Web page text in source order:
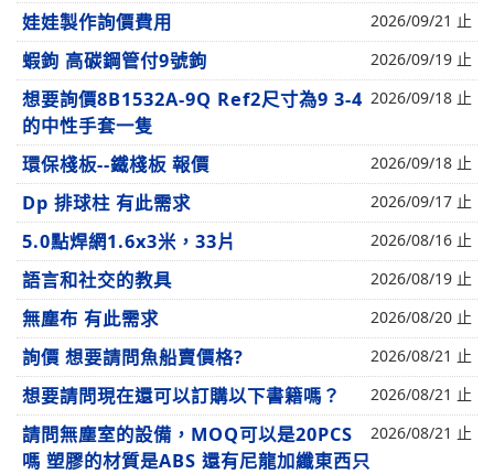
娃娃製作詢價費用 2026/09/21 止
蝦鉤 高碳鋼管付9號鉤 2026/09/19 止
想要詢價8B1532A-9Q Ref2尺寸為9 3-4
的中性手套一隻
2026/09/18 止
環保棧板--鐵棧板 報價 2026/09/18 止
Dp 排球柱 有此需求 2026/09/17 止
5.0點焊網1.6x3米，33片 2026/08/16 止
語言和社交的教具 2026/08/19 止
無塵布 有此需求 2026/08/20 止
詢價 想要請問魚船賣價格? 2026/08/21 止
想要請問現在還可以訂購以下書籍嗎？ 2026/08/21 止
請問無塵室的設備，MOQ可以是20PCS
嗎 塑膠的材質是ABS 還有尼龍加纖東西只
2026/08/21 止